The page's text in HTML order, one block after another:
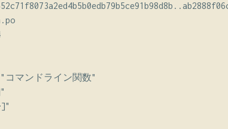
"コマンドライン関数"